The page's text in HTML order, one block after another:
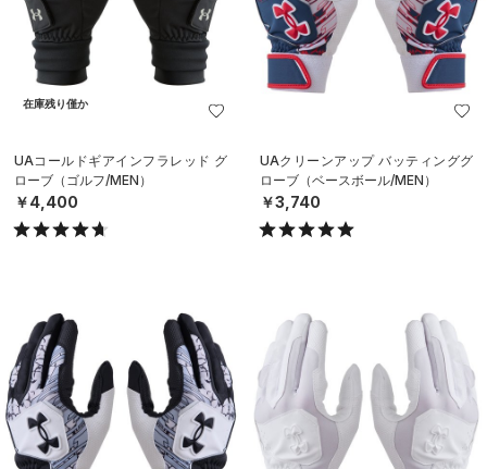
在庫残り僅か
UAコールドギアインフラレッド グ
ローブ（ゴルフ/MEN）
￥4,400
UAクリーンアップ バッティンググ
ローブ（ベースボール/MEN）
￥3,740